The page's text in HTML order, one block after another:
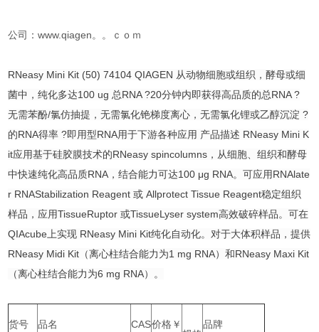
公司：www.qiagen。。ｃｏｍ
RNeasy Mini Kit (50) 74104 QIAGEN 从动物细胞或组织，酵母或细
菌中，纯化多达100 ug 总RNA ?20分钟内即获得高品质的总RNA ?
无需苯酚/氯仿抽提，无需氯化铯梯度离心，无需氯化锂或乙醇沉淀 ?
的RNA得率 ?即用型RNA用于下游各种应用 产品描述 RNeasy Mini K
it应用基于硅胶膜技术的RNeasy spincolumns，从细胞、组织和酵母
中快速纯化高品质RNA，结合能力可达100 μg RNA。可应用RNAlate
r RNAStabilization Reagent 或 Allprotect Tissue Reagent稳定组织
样品，应用TissueRuptor 或TissueLyser system高效破碎样品。可在
QIAcube上实现 RNeasy Mini Kit纯化自动化。对于大体积样品，提供
RNeasy Midi Kit（离心柱结合能力为1 mg RNA）和RNeasy Maxi Kit
（离心柱结合能力为6 mg RNA）。
货号 品名 CAS价格￥
品牌